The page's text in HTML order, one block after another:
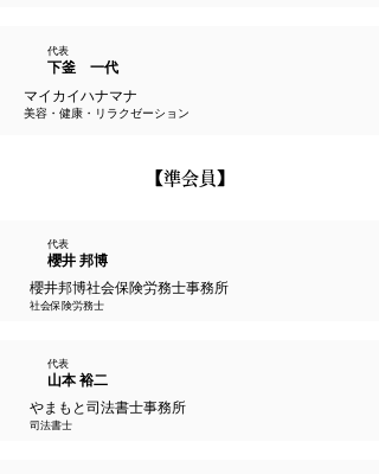
代表
下釜 一代
マイカイハナマナ
美容・健康・リラクゼーション
​【準会員】
代表
櫻井 邦博
櫻井邦博社会保険労務士事務所
社会保険労務士
代表
山本 裕二
やまもと司法書士事務所
司法書士